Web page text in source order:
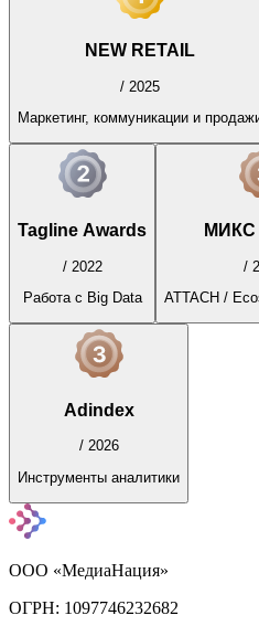
NEW RETAIL
/ 2025
Маркетинг, коммуникации и
Tagline Awards
/ 2022
Работа с Big Data
МИКС
/
ATTACH /
Adindex
/ 2026
Инструменты аналитики
ООО «МедиаНация»
ОГРН: 1097746232682